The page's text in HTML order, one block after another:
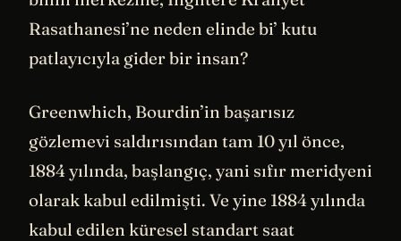
Rasathanesi’ne neden elinde bi’ kutu
patlayıcıyla gider bir insan?
Greenwhich, Bourdin’in başarısız
gözlemevi saldırısından tam 10 yıl önce,
1884 yılında, başlangıç, yani sıfır meridyeni
olarak kabul edilmişti. Ve yine 1884 yılında
kabul edilen küresel standart saat